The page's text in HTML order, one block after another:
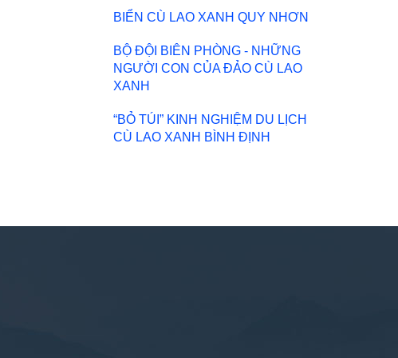
BIỂN CÙ LAO XANH QUY NHƠN
BỘ ĐỘI BIÊN PHÒNG - NHỮNG
NGƯỜI CON CỦA ĐẢO CÙ LAO
XANH
“BỎ TÚI” KINH NGHIỆM DU LỊCH
CÙ LAO XANH BÌNH ĐỊNH